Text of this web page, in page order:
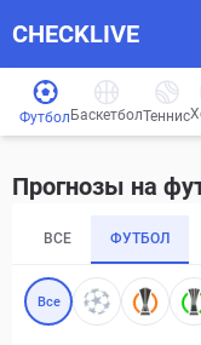
CHECKLIVE
Футбол БаскетболТеннис
ВСЕ ФУТБОЛ
Все